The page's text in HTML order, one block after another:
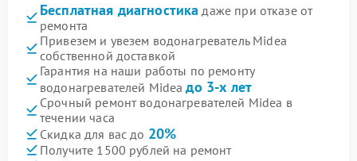
Бесплатная диагностика даже при отказе от
ремонта
Привезем и увезем водонагреватель Midea
собственной доставкой
Гарантия на наши работы по ремонту
водонагревателей Mideaдо 3-х лет
Срочный ремонт водонагревателей Midea в
течении часа
Скидка для вас до 20%
Получите 1500 рублей на ремонт